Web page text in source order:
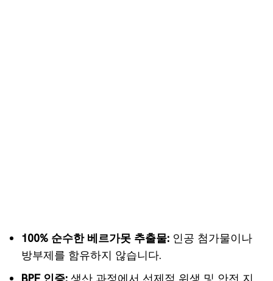
100% 순수한 베르가못 추출물: 인공 첨가물이나
방부제를 함유하지 않습니다.